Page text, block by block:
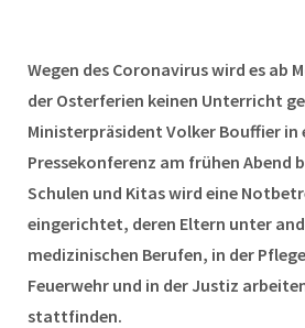
Wegen des Coronavirus wird es ab
der Osterferien keinen Unterricht
Ministerpräsident Volker Bouffier in
Pressekonferenz am frühen Abend
Schulen und Kitas wird eine
eingerichtet, deren Eltern unter
medizinischen Berufen, in der
Feuerwehr und in der Justiz
stattfinden.